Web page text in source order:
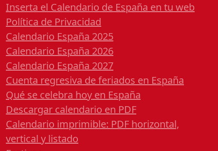
Inserta el Calendario de España en tu web
Política de Privacidad
Calendario España 2025
Calendario España 2026
Calendario España 2027
Cuenta regresiva de feriados en España
Qué se celebra hoy en España
Descargar calendario en PDF
Calendario imprimible: PDF horizontal,
vertical y listado